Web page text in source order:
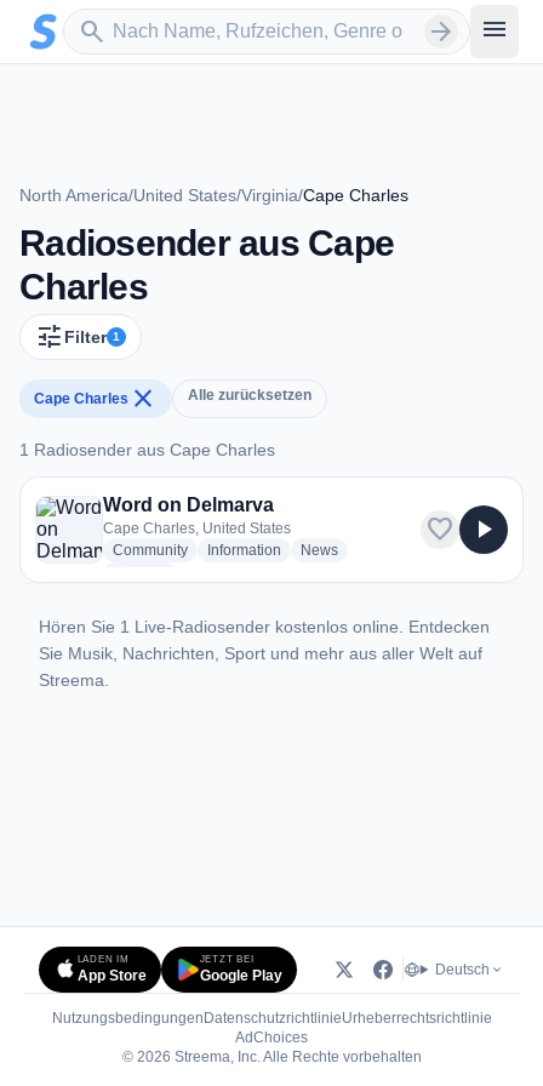
Zum Hauptinhalt springen
search
Sender suchen arrow_forward menu
North America/United States/Virginia/Cape Charles
Radiosender aus Cape
Charles
tune Filter 1
Cape Charles close Alle zurücksetzen
1 Radiosender aus Cape Charles
1 Radiosender aus Cape Charles
Word on Delmarva
Cape Charles, United States
Communityradio stations
Information radio stations
Newsradio stations
favorite play_arrow
Hören Sie 1 Live-Radiosender kostenlos online. Entdecken
Sie Musik, Nachrichten, Sport und mehr aus aller Welt auf
Streema.
LADEN IM
App Store
JETZT BEI
Google Play Deutsch
Nutzungsbedingungen DatenschutzrichtlinieUrheberrechtsrichtlinie
AdChoices(öffnet in neuem Tab)
© 2026 Streema, Inc. Alle Rechte vorbehalten